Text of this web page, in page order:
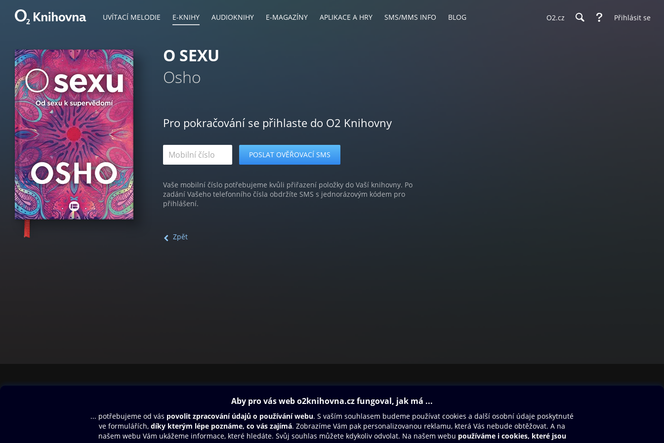
UVÍTACÍ MELODIE E-KNIHY AUDIOKNIHY E-MAGAZÍNY APLIKACE A HRY SMS/MMS INFO BLOG O2.cz Přihlásit se
O SEXU
Osho
Pro pokračování se přihlaste do O2 Knihovny
Vaše mobilní číslo potřebujeme kvůli přiřazení položky do Vaší knihovny. Po
zadání Vašeho telefonního čísla obdržíte SMS s jednorázovým kódem pro
přihlášení.
Zpět
Aplikace a hry
SMS/MMS Info
Blog
Dárkový poukaz
Nápověda
Oneplay Originály
Sport